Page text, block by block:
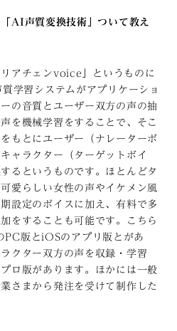
AI声質変換技術」ついて教え
アチェンvoice」というものに
学習システムがアプリケーショ
の音質とユーザー双方の声の抽
を機械学習をすることで、そこ
もとにユーザー（ナレーターボ
ャラクター（ターゲットボイ
るというものです。ほとんどタ
愛らしい女性の声やイケメン風
設定のボイスに加え、有料で多
をすることも可能です。こちら
版とiOSのアプリ版とがあ
クター双方の声を収録・学習
ロ版があります。ほかには一般
さまから発注を受けて制作した